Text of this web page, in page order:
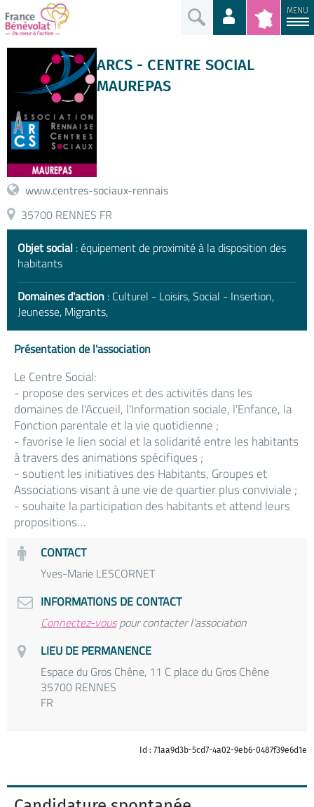
MENU
ARCS - CENTRE SOCIAL
MAUREPAS
www.centres-sociaux-rennais
35700 RENNES FR
Objet social : équipement de proximité à la disposition des
habitants
Domaines d'action : Culturel - Loisirs, Social - Insertion,
Jeunesse, Migrants,
Présentation de l'association
Le Centre Social:
- propose des services et des activités dans les
domaines de l'Accueil, l'Information sociale, l'Enfance, la
Fonction parentale et la vie quotidienne ;
- favorise le lien social et la solidarité entre les habitants
à travers des animations spécifiques ;
- soutient les initiatives des Habitants, Groupes et
Associations visant à une vie de quartier plus conviviale ;
- souhaite la participation des habitants et attend leurs
propositions…
CONTACT
Yves-Marie LESCORNET
INFORMATIONS DE CONTACT
Connectez-vouspour contacter l'association
LIEU DE PERMANENCE
Espace du Gros Chêne, 11 C place du Gros Chêne
35700 RENNES
FR
Id : 71aa9d3b-5cd7-4a02-9eb6-0487f39e6d1e